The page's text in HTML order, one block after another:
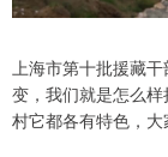
上海市第十批援藏
变，我们就是怎么
村它都各有特色，大